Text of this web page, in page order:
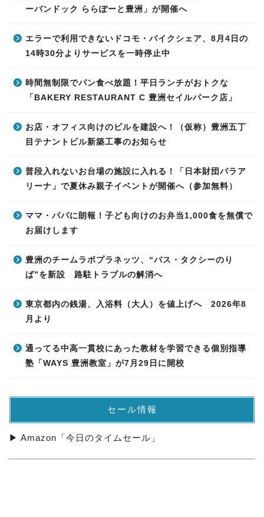
ーバンドック ららぽーと豊洲」が開催へ
エラーで利用できないドコモ・バイクシェア、8月4日の
14時30分よりサービスを一時停止中
時間無制限でパン食べ放題！平日ランチがおトクな
「BAKERY RESTAURANT C 豊洲セイルパーク店」
お店・オフィス向けのビルを建設へ！（仮称）豊洲五丁
目テナントビル新築工事のお知らせ
普段入れないお台場の施設に入れる！「日本財団パラア
リーナ」で夏休み親子イベントが開催へ（参加無料）
ママ・パパに朗報！子ども向けのお弁当1,000食を無償で
お届けします
豊洲のチームラボプラネッツ、“バス・タクシーのり
ば”を新設 路駐トラブルの解消へ
東京都内の銭湯、入浴料（大人）を値上げへ 2026年8
月より
通ってる中高一貫校にあった教材を学習できる個別指導
塾「WAYS 豊洲教室」が7月29日に開校
セール情報
▶ Amazon「今日のタイムセール」